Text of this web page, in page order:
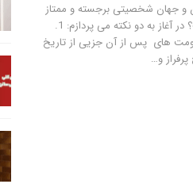
و جهان شخصیتی برجسته و ممتاز
است و اینکه چرا کورش بزرگ است؟ در آغاز به دو نکته می پردازم: 1.
های پس از آن جزیی از تاریخ
و…